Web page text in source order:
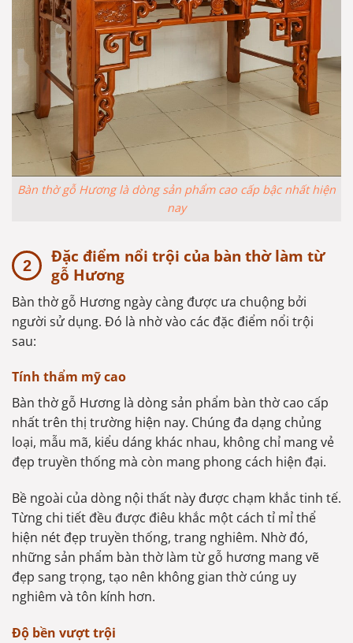
Bàn thờ gỗ Hương là dòng sản phẩm cao cấp bậc nhất hiện
nay
Đặc điểm nổi trội của bàn thờ làm từ
gỗ Hương
Bàn thờ gỗ Hương ngày càng được ưa chuộng bởi
người sử dụng. Đó là nhờ vào các đặc điểm nổi trội
sau:
Tính thẩm mỹ cao
Bàn thờ gỗ Hương là dòng sản phẩm bàn thờ cao cấp
nhất trên thị trường hiện nay. Chúng đa dạng chủng
loại, mẫu mã, kiểu dáng khác nhau, không chỉ mang vẻ
đẹp truyền thống mà còn mang phong cách hiện đại.
Bề ngoài của dòng nội thất này được chạm khắc tinh tế.
Từng chi tiết đều được điêu khắc một cách tỉ mỉ thể
hiện nét đẹp truyền thống, trang nghiêm. Nhờ đó,
những sản phẩm bàn thờ làm từ gỗ hương mang vẽ
đẹp sang trọng, tạo nên không gian thờ cúng uy
nghiêm và tôn kính hơn.
Độ bền vượt trội